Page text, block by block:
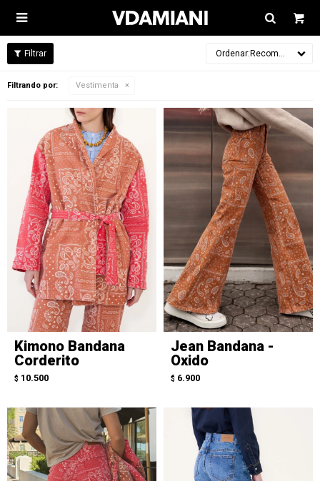

Recomendados
Filtrando por: Vestimenta
Kimono Bandana
Corderito
$ 10.500
Jean Bandana -
Oxido
$ 6.900